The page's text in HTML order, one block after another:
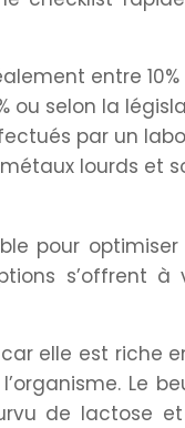
entre 10%
ou selon la
par un
lourds et
pour
s’offrent
elle est riche
Le
de lactose